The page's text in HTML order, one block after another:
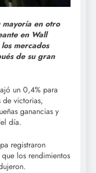
mayoría en otro
en Wall
mercados
de su gran
un 0,4% para
de victorias,
ganancias y
día.
registraron
los rendimientos